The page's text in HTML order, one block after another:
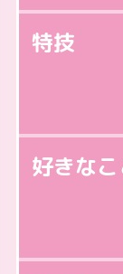
特技
好きなこ